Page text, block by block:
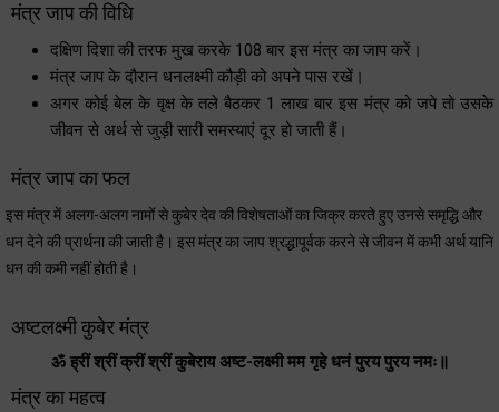
मंत्र जाप की विधि
दक्षिण दिशा की तरफ मुख करके 108 बार इस मंत्र का जाप करें।
मंत्र जाप के दौरान धनलक्ष्मी कौड़ी को अपने पास रखें।
अगर कोई बेल के वृक्ष के तले बैठकर 1 लाख बार इस मंत्र को जपे तो उसके
जीवन से अर्थ से जुड़ी सारी समस्याएं दूर हो जाती हैं।
मंत्र जाप का फल
इस मंत्र में अलग-अलग नामों से कुबेर देव की विशेषताओं का जिक्र करते हुए उनसे समृद्धि और
धन देने की प्रार्थना की जाती है। इस मंत्र का जाप श्रद्धापूर्वक करने से जीवन में कभी अर्थ यानि
धन की कमी नहीं होती है।
अष्टलक्ष्मी कुबेर मंत्र
ॐ ह्रीं श्रीं क्रीं श्रीं कुबेराय अष्ट-लक्ष्मी मम गृहे धनं पुरय पुरय नमः॥
मंत्र का महत्व